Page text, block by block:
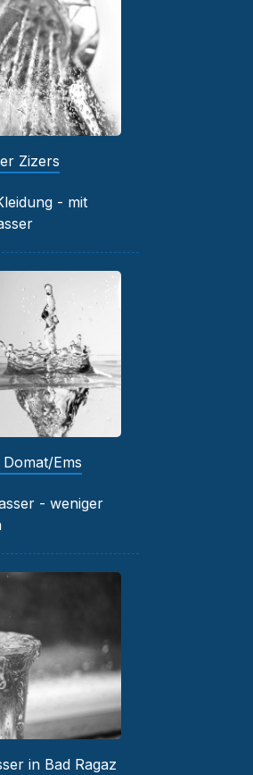
Zizers
- mit
Ems
- weniger
in Bad Ragaz